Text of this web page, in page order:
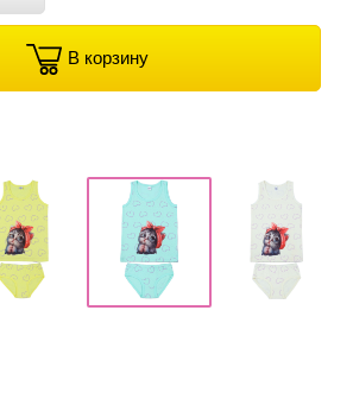
В корзину